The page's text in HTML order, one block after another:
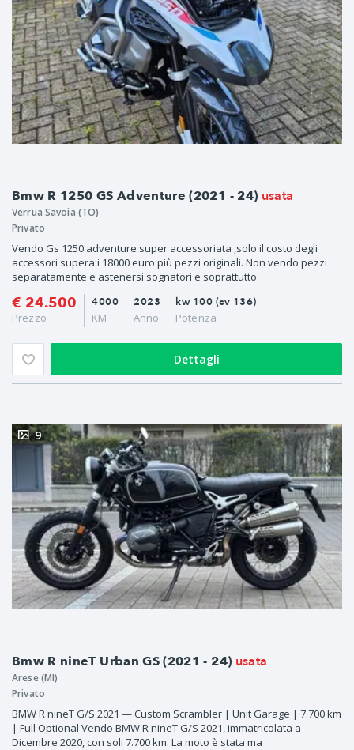
Bmw R 1250 GS Adventure (2021 - 24) usata
Verrua Savoia (TO)
Privato
Vendo Gs 1250 adventure super accessoriata ,solo il costo degli
accessori supera i 18000 euro più pezzi originali. Non vendo pezzi
separatamente e astenersi sognatori e soprattutto
€ 24.500
Prezzo
2023
Anno
4000
KM
kw 100 (cv 136)
Potenza
Dettagli
Bmw R nineT Urban GS (2021 - 24) usata
9
Arese (MI)
Privato
BMW R nineT G/S 2021 — Custom Scrambler | Unit Garage | 7.700 km
| Full Optional Vendo BMW R nineT G/S 2021, immatricolata a
Dicembre 2020, con soli 7.700 km. La moto è stata ma